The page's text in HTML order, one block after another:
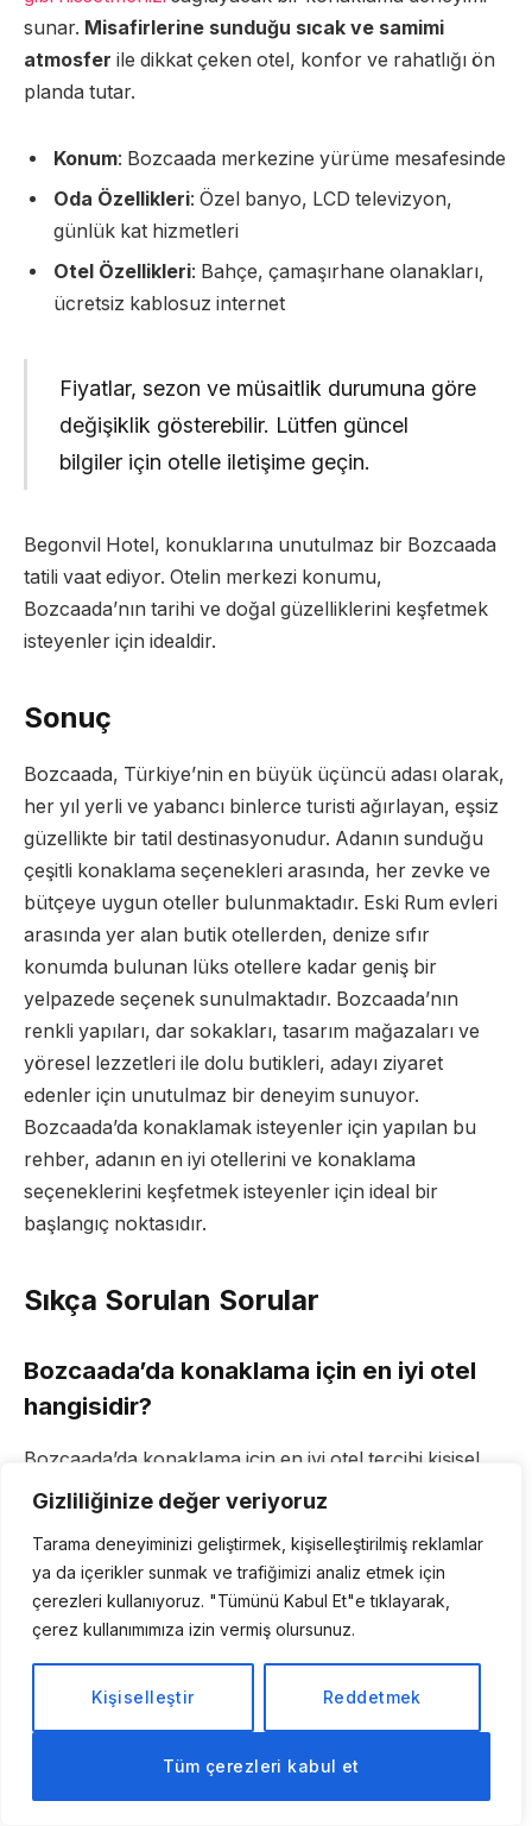
Gizliliğinize değer veriyoruz
Tarama deneyiminizi geliştirmek, kişiselleştirilmiş reklamlar
ya da içerikler sunmak ve trafiğimizi analiz etmek için
çerezleri kullanıyoruz. "Tümünü Kabul Et"e tıklayarak,
çerez kullanımımıza izin vermiş olursunuz.
Kişiselleştir Reddetmek
Tüm çerezleri kabul et
sunar. Misafirlerine sunduğu sıcak ve samimi
atmosfer ile dikkat çeken otel, konfor ve rahatlığı ön
planda tutar.
Konum: Bozcaada merkezine yürüme mesafesinde
Oda Özellikleri: Özel banyo, LCD televizyon,
günlük kat hizmetleri
Otel Özellikleri: Bahçe, çamaşırhane olanakları,
ücretsiz kablosuz internet
Fiyatlar, sezon ve müsaitlik durumuna göre
değişiklik gösterebilir. Lütfen güncel
bilgiler için otelle iletişime geçin.
Begonvil Hotel, konuklarına unutulmaz bir Bozcaada
tatili vaat ediyor. Otelin merkezi konumu,
Bozcaada’nın tarihi ve doğal güzelliklerini keşfetmek
isteyenler için idealdir.
Sonuç
Bozcaada, Türkiye’nin en büyük üçüncü adası olarak,
her yıl yerli ve yabancı binlerce turisti ağırlayan, eşsiz
güzellikte bir tatil destinasyonudur. Adanın sunduğu
çeşitli konaklama seçenekleri arasında, her zevke ve
bütçeye uygun oteller bulunmaktadır. Eski Rum evleri
arasında yer alan butik otellerden, denize sıfır
konumda bulunan lüks otellere kadar geniş bir
yelpazede seçenek sunulmaktadır. Bozcaada’nın
renkli yapıları, dar sokakları, tasarım mağazaları ve
yöresel lezzetleri ile dolu butikleri, adayı ziyaret
edenler için unutulmaz bir deneyim sunuyor.
Bozcaada’da konaklamak isteyenler için yapılan bu
rehber, adanın en iyi otellerini ve konaklama
seçeneklerini keşfetmek isteyenler için ideal bir
başlangıç noktasıdır.
Sıkça Sorulan Sorular
Bozcaada’da konaklama için en iyi otel
hangisidir?
Bozcaada’da konaklama için en iyi otel tercihi kişisel
beklentilere göre değişiklik gösterebilir. Ancak, Iola
Bozcaada’da yetişkinlere özel otel var
mı?
Örneğin, Alicante Hotel – Adult Only ve Ela Tenedos
Hotel – Special Category (Adults Only) yetişkinlere
özel hizmet vermektedir.